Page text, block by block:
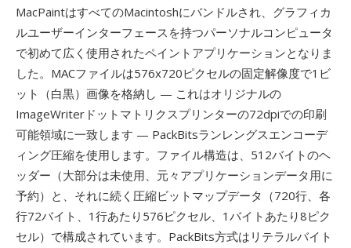
MacPaintはすべてのMacintoshにバンドルされ、グラフィカ
ルユーザーインターフェースを持つパーソナルコンピュータ
で初めて広く使用されたペイントアプリケーションとなりま
した。MACファイルは576x720ピクセルの固定解像度で1ビ
ット（白黒）画像を格納し — これはオリジナルの
ImageWriterドットマトリクスプリンターの72dpiでの印刷
可能領域に一致します — PackBitsランレングスエンコーデ
ィング圧縮を使用します。ファイル構造は、512バイトのヘ
ッダー（大部分は未使用、元々アプリケーションデータ用に
予約）と、それに続く圧縮ビットマップデータ（720行、各
行72バイト、1行あたり576ピクセル、1バイトあたり8ピク
セル）で構成されています。PackBits方式はリテラルバイト